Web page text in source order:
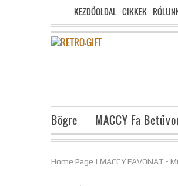
KEZDŐOLDAL CIKKEK
Bögre MACCY Fa
Home Page | MACCY FAVONAT -